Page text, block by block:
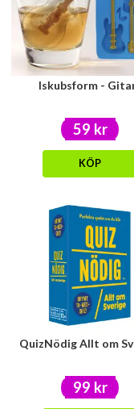
Iskubsform -
59 kr
KÖP
QuizNödig Allt om
99 kr